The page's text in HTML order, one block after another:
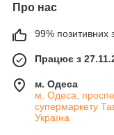
Про нас
99% позитивних з
Працює з
м. Одеса
м. Одеса,
супермаркету
Україна